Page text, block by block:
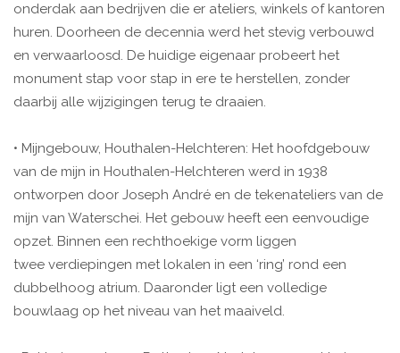
onderdak aan bedrijven die er ateliers, winkels of kantoren
huren. Doorheen de decennia werd het stevig verbouwd
en verwaarloosd. De huidige eigenaar probeert het
monument stap voor stap in ere te herstellen, zonder
daarbij alle wijzigingen terug te draaien.
• Mijngebouw, Houthalen-Helchteren: Het hoofdgebouw
van de mijn in Houthalen-Helchteren werd in 1938
ontworpen door Joseph André en de tekenateliers van de
mijn van Waterschei. Het gebouw heeft een eenvoudige
opzet. Binnen een rechthoekige vorm liggen
twee verdiepingen met lokalen in een ‘ring’ rond een
dubbelhoog atrium. Daaronder ligt een volledige
bouwlaag op het niveau van het maaiveld.